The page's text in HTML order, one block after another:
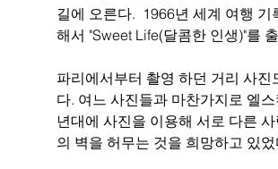
길에 오른다.  1966년 세계 여행 기
해서 "Sweet Life(달콤한 인생)"를
파리에서부터 촬영 하던 거리 사진
다. 여느 사진들과 마찬가지로 엘
년대에 사진을 이용해 서로 다른
의 벽을 허무는 것을 희망하고 있었